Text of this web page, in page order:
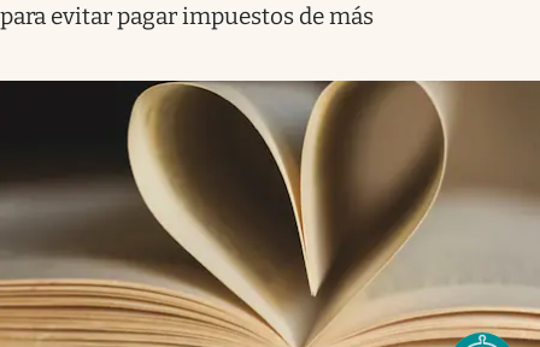
para evitar pagar impuestos de más